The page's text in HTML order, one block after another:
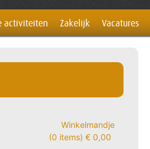
activiteiten Zakelijk Vacatures